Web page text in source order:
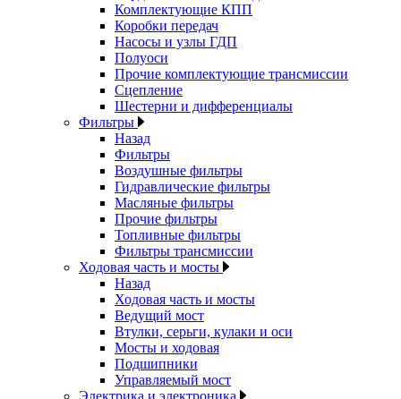
Комплектующие КПП
Коробки передач
Насосы и узлы ГДП
Полуоси
Прочие комплектующие трансмиссии
Сцепление
Шестерни и дифференциалы
Фильтры
Назад
Фильтры
Воздушные фильтры
Гидравлические фильтры
Масляные фильтры
Прочие фильтры
Топливные фильтры
Фильтры трансмиссии
Ходовая часть и мосты
Назад
Ходовая часть и мосты
Ведущий мост
Втулки, серьги, кулаки и оси
Мосты и ходовая
Подшипники
Управляемый мост
Электрика и электроника